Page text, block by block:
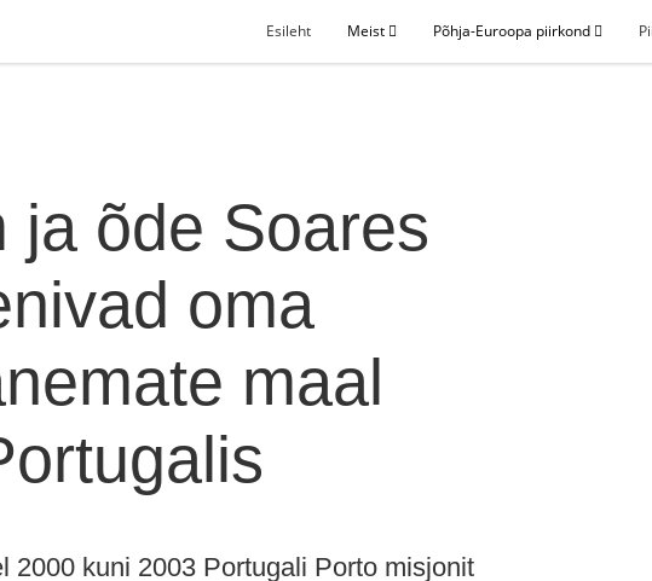
Esileht Meist Põhja-Euroopa piirkond
ja õde Soares
oma
maal
2000 kuni 2003 Portugali Porto misjonit